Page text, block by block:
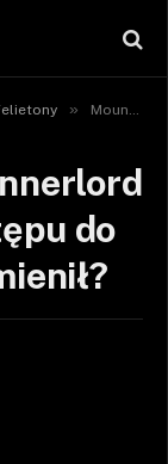
» Mount & Blade II: Bannerlord | Od wczesnego dostępu do premiery – Jak się zmienił?
do